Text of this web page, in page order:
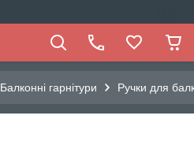
Балконні гарнітури Ручки для